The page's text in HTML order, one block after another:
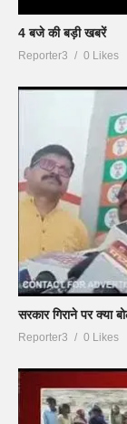
4 बजे की बड़ी खबरें
Reporter3 0 Likes
सरकार गिराने पर क्या
Reporter3 0 Likes